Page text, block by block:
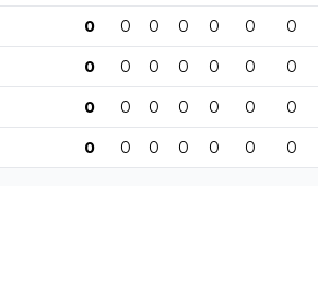
0 0 0 0 0 0 0
0 0 0 0 0 0 0
0 0 0 0 0 0 0
0 0 0 0 0 0 0